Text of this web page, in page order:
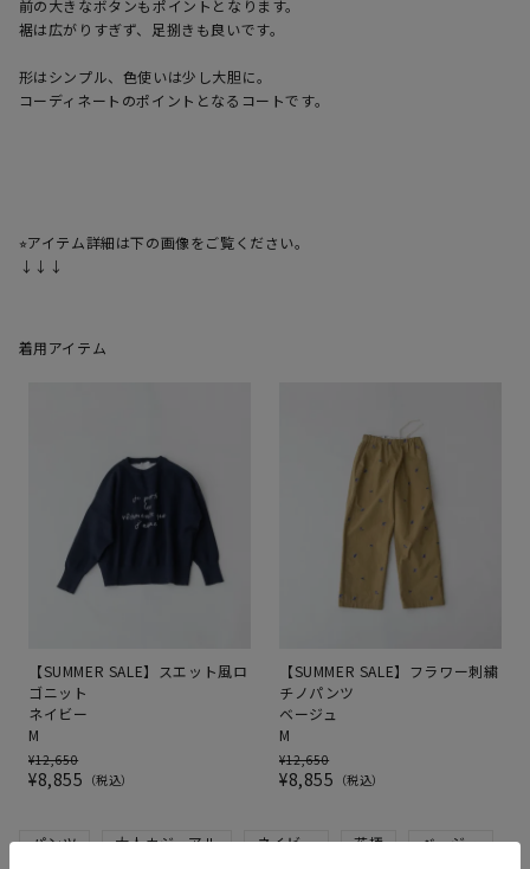
前の大きなボタンもポイントとなります。
裾は広がりすぎず、足捌きも良いです。
形はシンプル、色使いは少し大胆に。
コーディネートのポイントとなるコートです。
⭐︎アイテム詳細は下の画像をご覧ください。
↓↓↓
着用アイテム
【SUMMER SALE】スエット風ロ
ゴニット
ネイビー
M
¥12,650
¥8,855 税込
【SUMMER SALE】フラワー刺繍
チノパンツ
ベージュ
M
¥12,650
¥8,855 税込
パンツ 大人カジュアル ネイビー 花柄
ベージュ